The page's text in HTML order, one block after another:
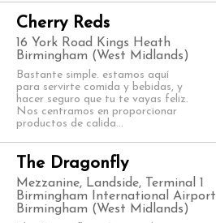
Cherry Reds
16 York Road Kings Heath
Birmingham (West Midlands)
Bastante simple. estamos aquí
para servirte comida y bebidas, y
hacer seguro que tu te vayas feliz.
Nos centramos en proporcionar
productos de calida...
The Dragonfly
Mezzanine, Landside, Terminal 1
Birmingham International Airport
Birmingham (West Midlands)